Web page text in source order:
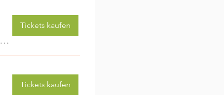
Kreativwerkstatt für Kids (3-6 Jahre) - jede Woche eine neue Aktivität (2)
Tickets kaufen
Tickets kaufen